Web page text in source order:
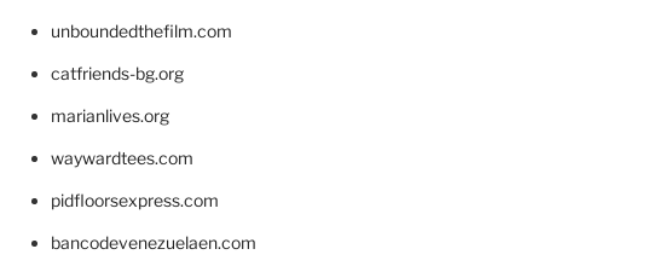
unboundedthefilm.com
catfriends-bg.org
marianlives.org
waywardtees.com
pidfloorsexpress.com
bancodevenezuelaen.com